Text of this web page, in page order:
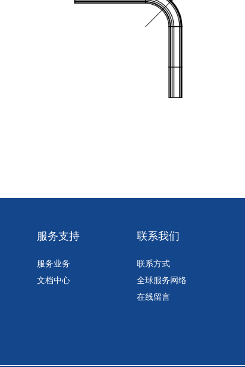
服务支持
服务业务
文档中心
联系我们
联系方式
全球服务网络
在线留言